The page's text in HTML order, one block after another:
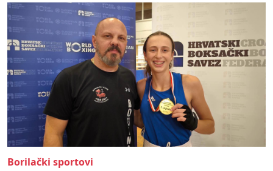
Borilački sportovi